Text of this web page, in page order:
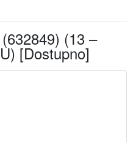
(13 –
[Dostupno]